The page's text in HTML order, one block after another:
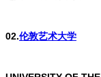
02.伦敦艺术大学